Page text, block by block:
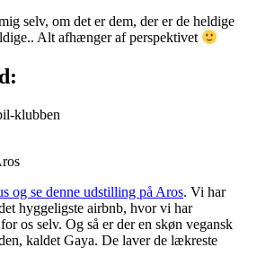
selv, om det er dem, der er de heldige
Alt afhænger af perspektivet
klubben
og se denne udstilling på Aros. Vi har
hyggeligste airbnb, hvor vi har
os selv. Og så er der en skøn vegansk
kaldet Gaya. De laver de lækreste